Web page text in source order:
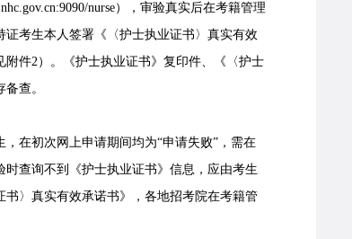
nurse），审验真实后在考籍管理
考生本人签署《〈护士执业证书〉真实有效
件2）。《护士执业证书》复印件、《〈护士
查。
在初次网上申请期间均为“申请失败”，需在
查询不到《护士执业证书》信息，应由考生
〉真实有效承诺书》，各地招考院在考籍管